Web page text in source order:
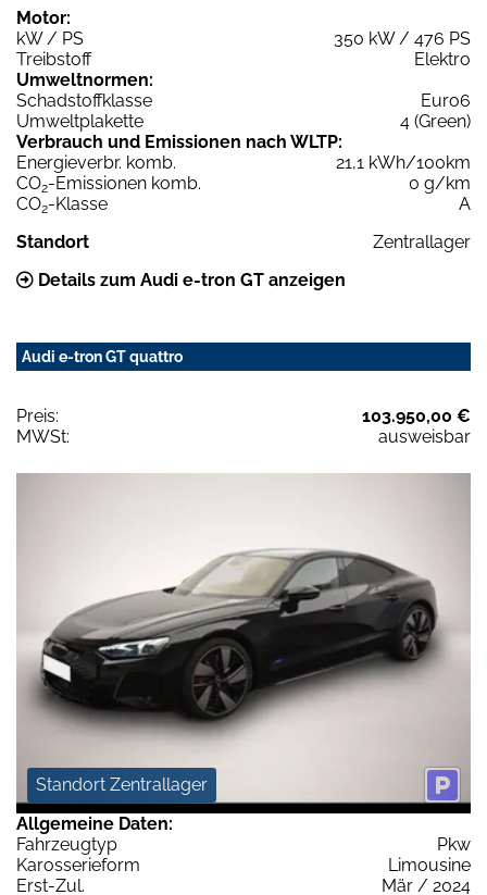
Motor:
kW / PS
350 kW / 476 PS
Treibstoff
Elektro
Umweltnormen:
Schadstoffklasse
Euro6
Umweltplakette
4 (Green)
Verbrauch und Emissionen nach WLTP:
Energieverbr. komb.
21,1 kWh/100km
CO2-Emissionen komb.
0 g/km
CO2-Klasse
A
Standort
Zentrallager
Details zum Audi e-tron GT anzeigen
Audi e-tron GT quattro
Preis:
103.950,00 €
MWSt:
ausweisbar
Standort Zentrallager
Allgemeine Daten:
Fahrzeugtyp
Pkw
Karosserieform
Limousine
Erst-Zul.
Mär / 2024